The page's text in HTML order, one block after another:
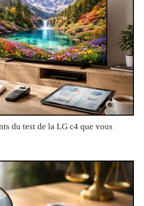
du test de la LG c4 que vous